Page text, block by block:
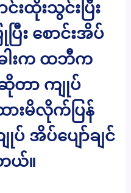
းထိုးသွင်းပြီး
ြီး စောင်းအိပ်
ါးက ထဘီက
တာ ကျုပ်
းမိလိုက်ပြန်
ပ် အိပ်ပျော်ချင်
ယ်။